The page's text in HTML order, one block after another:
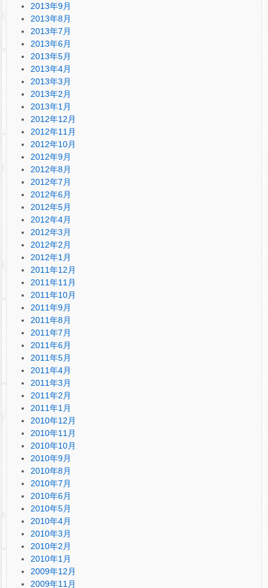
2013年9月
2013年8月
2013年7月
2013年6月
2013年5月
2013年4月
2013年3月
2013年2月
2013年1月
2012年12月
2012年11月
2012年10月
2012年9月
2012年8月
2012年7月
2012年6月
2012年5月
2012年4月
2012年3月
2012年2月
2012年1月
2011年12月
2011年11月
2011年10月
2011年9月
2011年8月
2011年7月
2011年6月
2011年5月
2011年4月
2011年3月
2011年2月
2011年1月
2010年12月
2010年11月
2010年10月
2010年9月
2010年8月
2010年7月
2010年6月
2010年5月
2010年4月
2010年3月
2010年2月
2010年1月
2009年12月
2009年11月